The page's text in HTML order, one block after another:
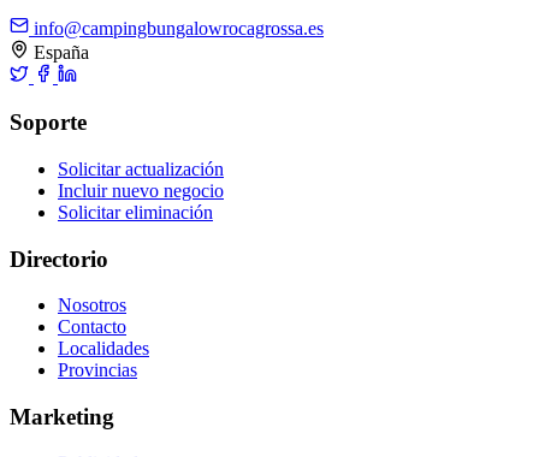
info@campingbungalowrocagrossa.es
España
Soporte
Solicitar actualización
Incluir nuevo negocio
Solicitar eliminación
Directorio
Nosotros
Contacto
Localidades
Provincias
Marketing